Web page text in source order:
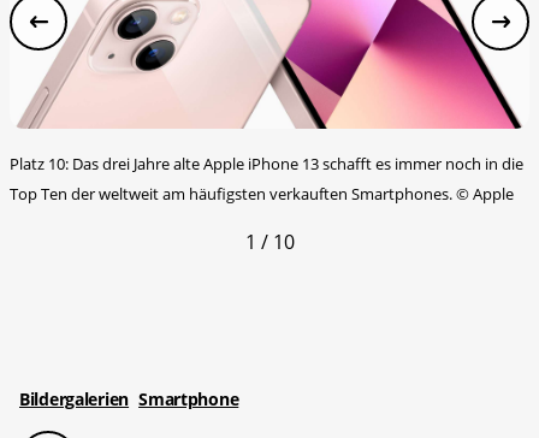
Platz 10: Das drei Jahre alte Apple iPhone 13 schafft es immer noch in die
Top Ten der weltweit am häufigsten verkauften Smartphones.©Apple
1 / 10
Bildergalerien Smartphone